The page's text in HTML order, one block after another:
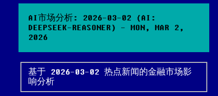
AI市场分析: 2026-03-02 (AI:
DEEPSEEK-REASONER) - MON, MAR 2,
2026
基于 2026-03-02 热点新闻的金融市场影
响分析